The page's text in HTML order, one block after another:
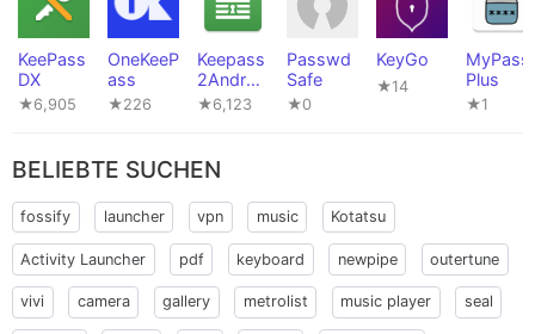
KeePass
DX
★6,905
OneKeeP
ass
★226
Keepass
2Androi
d Offline
★6,123
Passwd
Safe
★0
KeyGo
★14
MyPass
Plus
★1
BELIEBTE SUCHEN
fossify launcher vpn music Kotatsu
Activity Launcher pdf keyboard newpipe outertune
vivi camera gallery metrolist music player seal